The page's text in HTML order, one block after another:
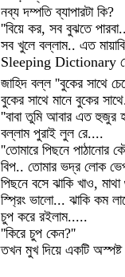
নব্য দম্পতি ব্যাপারটা কি?
''বিয়ে কর, সব বুঝতে
সব খুলে বল্লাম.. এত
Sleeping Dictionary
জাহিদ বল্ল ''বুকের সাথে
বুকের সাথে মানে বুকের
''বাবা তুমি আবার এত হুজুর
বল্লাম পুরাই লুল রে....
''তোমারে পিছনে পাঠানোর
বিপ.. তোমার ভদ্র লোক
পিছনে বসে ঝাকি খাও,
স্প্রিং ভালো... ঝাকি কম
চুপ করে রইলাম.....
''কিরে চুপ কেন?''
তখন মুখ দিয়ে একটি